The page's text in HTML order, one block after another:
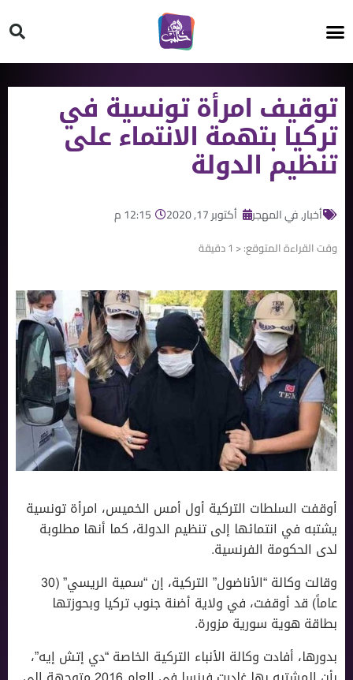
توقيف امرأة تونسية في
تركيا بتهمة الانتماء على
تنظيم الدولة
أخبار,في المهجر أكتوبر 17, 2020 12:15 م
وقت القراءة المتوقع:< 1 دقيقة
أوقفت السلطات التركية أول أمس الخميس، امرأة تونسية
يشتبه في انتمائها إلى تنظيم الدولة، كما أنها مطلوبة
لدى الحكومة الفرنسية.
وقالت وكالة “الأناضول” التركية، إن “سمية الريسي” (30
عاماً) قد أوقفت، في ولاية أضنة جنوب تركيا وبحوزتها
بطاقة هوية سورية مزورة.
بدورها، أفادت وكالة الأنباء التركية الخاصة “دي إتش إيه”،